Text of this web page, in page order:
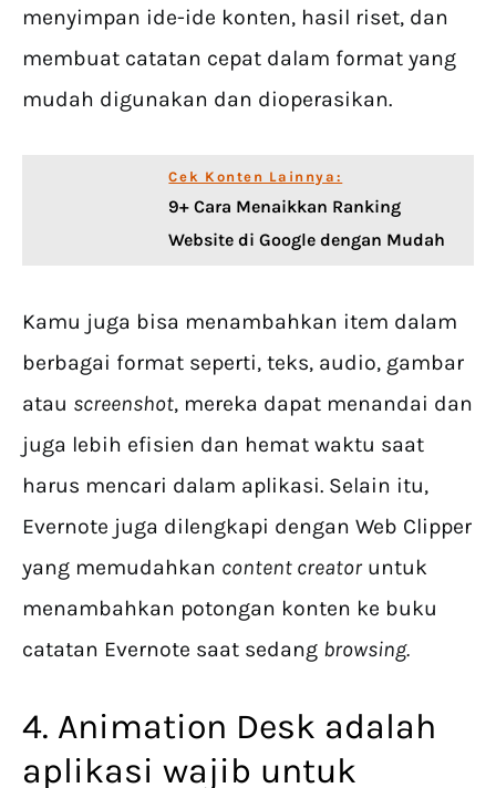
menyimpan ide-ide konten, hasil riset, dan
membuat catatan cepat dalam format yang
mudah digunakan dan dioperasikan.
Cek Konten Lainnya:
9+ Cara Menaikkan Ranking
Website di Google dengan Mudah
Kamu juga bisa menambahkan item dalam
berbagai format seperti, teks, audio, gambar
atau screenshot, mereka dapat menandai dan
juga lebih efisien dan hemat waktu saat
harus mencari dalam aplikasi. Selain itu,
Evernote juga dilengkapi dengan Web Clipper
yang memudahkan content creator untuk
menambahkan potongan konten ke buku
catatan Evernote saat sedang browsing.
4. Animation Desk adalah
aplikasi wajib untuk